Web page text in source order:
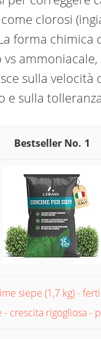
clorosi
forma chimica
ammoniacale,
sulla velocità
e sulla
1
siepe (1,7 kg) -
- crescita rigogliosa -